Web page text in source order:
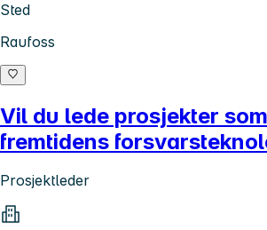
Sted
Raufoss
Vil du lede prosjekter
fremtidens
Prosjektleder